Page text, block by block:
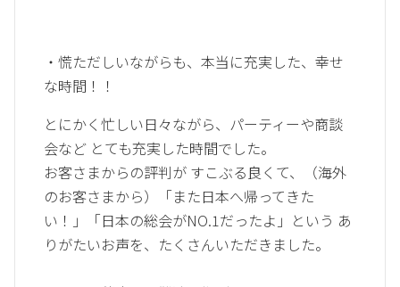
・慌ただしいながらも、本当に充実した、幸せ
な時間！！
とにかく忙しい日々ながら、パーティーや商談
会など とても充実した時間でした。
お客さまからの評判が すこぶる良くて、（海外
のお客さまから）「また日本へ帰ってきた
い！」「日本の総会がNO.1だったよ」という あ
りがたいお声を、たくさんいただきました。